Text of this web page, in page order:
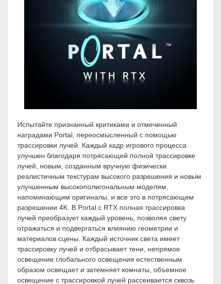
Испытайте признанный критиками и отмеченный
наградами Portal, переосмысленный с помощью
трассировки лучей. Каждый кадр игрового процесса
улучшен благодаря потрясающей полной трассировке
лучей, новым, созданным вручную физически
реалистичным текстурам высокого разрешения и новым
улучшенным высокополигональным моделям,
напоминающим оригиналы, и все это в потрясающем
разрешении 4K. В Portal с RTX полная трассировка
лучей преобразует каждый уровень, позволяя свету
отражаться и подвергаться влиянию геометрии и
материалов сцены. Каждый источник света имеет
трассировку лучей и отбрасывает тени, непрямое
освещение глобального освещения естественным
образом освещает и затемняет комнаты, объемное
освещение с трассировкой лучей рассеивается сквозь